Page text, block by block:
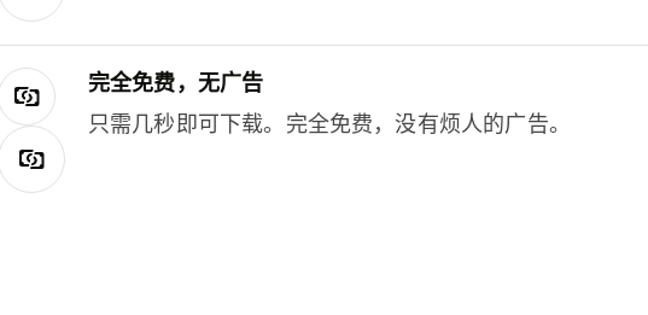
完全免费，无广告
只需几秒即可下载。完全免费，没有烦人的广告。